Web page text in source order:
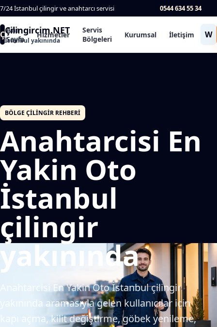
7/24 İstanbul çilingir ve anahtarcı servisi 0544 634 55 34
ÇÇilingircim.NET
İstanbul yakınında
Ana
Sayfa
Hizmetler
Servis
Bölgeleri
Kurumsal İletişim W
BÖLGE ÇILINGIR REHBERI
Anahtarcisi En
Yakin Oto
İstanbul
çilingir
yakınında
Anahtarcisi En Yakin Oto İstanbul çilingir
yakınında aramasıyla gelen kullanıcılar için
kapı açma, kilit değiştirme, göbek yenileme,